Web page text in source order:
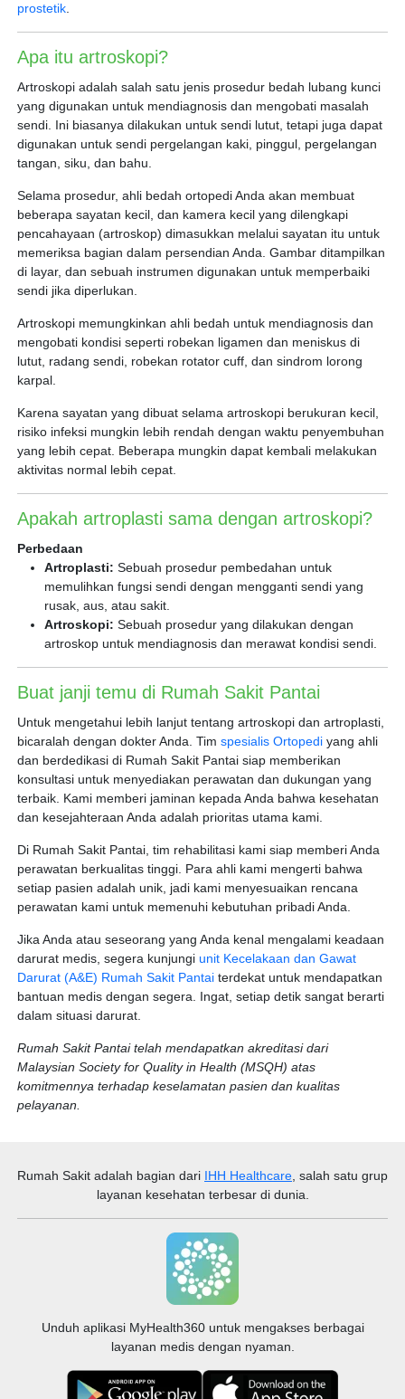
prostetik.
Apa itu artroskopi?
Artroskopi adalah salah satu jenis prosedur bedah lubang kunci
yang digunakan untuk mendiagnosis dan mengobati masalah
sendi. Ini biasanya dilakukan untuk sendi lutut, tetapi juga dapat
digunakan untuk sendi pergelangan kaki, pinggul, pergelangan
tangan, siku, dan bahu.
Selama prosedur, ahli bedah ortopedi Anda akan membuat
beberapa sayatan kecil, dan kamera kecil yang dilengkapi
pencahayaan (artroskop) dimasukkan melalui sayatan itu untuk
memeriksa bagian dalam persendian Anda. Gambar ditampilkan
di layar, dan sebuah instrumen digunakan untuk memperbaiki
sendi jika diperlukan.
Artroskopi memungkinkan ahli bedah untuk mendiagnosis dan
mengobati kondisi seperti robekan ligamen dan meniskus di
lutut, radang sendi, robekan rotator cuff, dan sindrom lorong
karpal.
Karena sayatan yang dibuat selama artroskopi berukuran kecil,
risiko infeksi mungkin lebih rendah dengan waktu penyembuhan
yang lebih cepat. Beberapa mungkin dapat kembali melakukan
aktivitas normal lebih cepat.
Apakah artroplasti sama dengan artroskopi?
Perbedaan
Artroplasti: Sebuah prosedur pembedahan untuk
memulihkan fungsi sendi dengan mengganti sendi yang
rusak, aus, atau sakit.
Artroskopi: Sebuah prosedur yang dilakukan dengan
artroskop untuk mendiagnosis dan merawat kondisi sendi.
Buat janji temu di Rumah Sakit Pantai
Untuk mengetahui lebih lanjut tentang artroskopi dan artroplasti,
bicaralah dengan dokter Anda. Tim spesialis Ortopediyang ahli
dan berdedikasi di Rumah Sakit Pantai siap memberikan
konsultasi untuk menyediakan perawatan dan dukungan yang
terbaik. Kami memberi jaminan kepada Anda bahwa kesehatan
dan kesejahteraan Anda adalah prioritas utama kami.
Di Rumah Sakit Pantai, tim rehabilitasi kami siap memberi Anda
perawatan berkualitas tinggi. Para ahli kami mengerti bahwa
setiap pasien adalah unik, jadi kami menyesuaikan rencana
perawatan kami untuk memenuhi kebutuhan pribadi Anda.
Jika Anda atau seseorang yang Anda kenal mengalami keadaan
darurat medis, segera kunjungi unit Kecelakaan dan Gawat
Darurat (A&E) Rumah Sakit Pantaiterdekat untuk mendapatkan
bantuan medis dengan segera. Ingat, setiap detik sangat berarti
dalam situasi darurat.
Rumah Sakit Pantai telah mendapatkan akreditasi dari
Malaysian Society for Quality in Health (MSQH) atas
komitmennya terhadap keselamatan pasien dan kualitas
pelayanan.
Rumah Sakit adalah bagian dari IHH Healthcare , salah satu grup
layanan kesehatan terbesar di dunia.
Unduh aplikasi MyHealth360 untuk mengakses berbagai
layanan medis dengan nyaman.